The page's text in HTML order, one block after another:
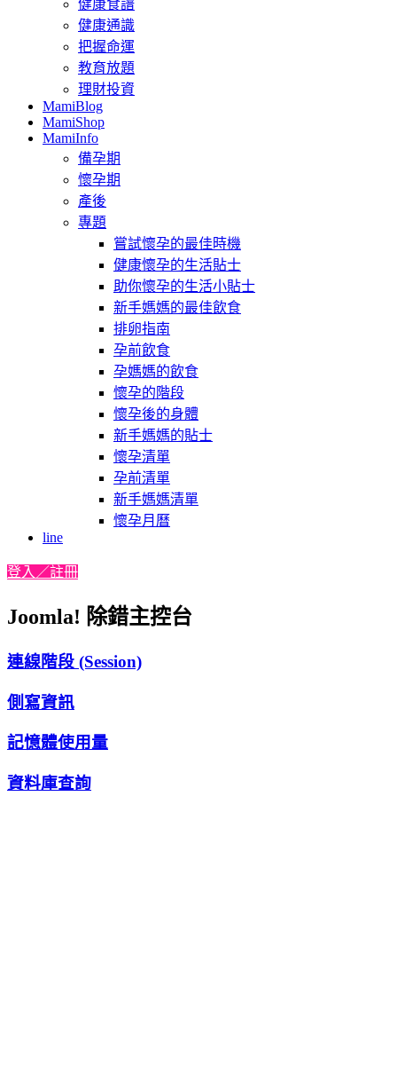
健康食譜
健康通識
把握命運
教育放題
理財投資
MamiBlog
MamiShop
MamiInfo
備孕期
懷孕期
產後
專題
嘗試懷孕的最佳時機
健康懷孕的生活貼士
助你懷孕的生活小貼士
新手媽媽的最佳飲食
排卵指南
孕前飲食
孕媽媽的飲食
懷孕的階段
懷孕後的身體
新手媽媽的貼士
懷孕清單
孕前清單
新手媽媽清單
懷孕月曆
line
登入／註冊
Joomla! 除錯主控台
連線階段 (Session)
側寫資訊
記憶體使用量
資料庫查詢